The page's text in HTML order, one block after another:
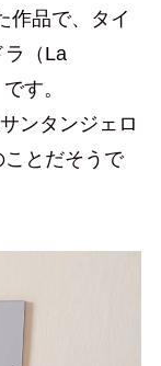
作品で、タイ
ラ（La
す。
ンタンジェロ
とだそうで